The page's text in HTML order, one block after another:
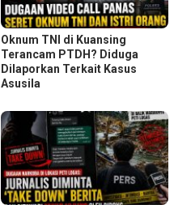
Oknum TNI di Kuansing
Terancam PTDH? Diduga
Dilaporkan Terkait Kasus
Asusila